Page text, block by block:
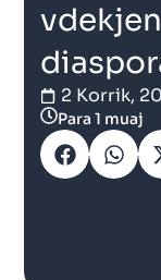
2 Korrik,
Para 1 muaj